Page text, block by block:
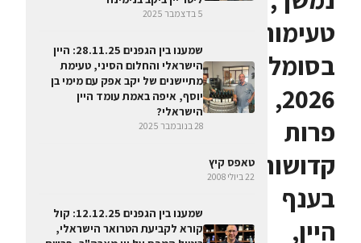
טעימות
בסומלייה
2026,
פרות
קדושות
בענף
היין,
5 בדצמבר 2025
שמענו בין הגפנים 28.11.25: היין
הישראלי והחלום הסיני, טעימת
מתיישנים של יקב אפק עם מימי בן
יוסף, איפה באמת עומד היין
הישראלי?
28 בנובמבר 2025
טאפס קיץ
22 ביולי 2008
שמענו בין הגפנים 12.12.25: קול
קורא לקביעת הטרואר הישראלי,